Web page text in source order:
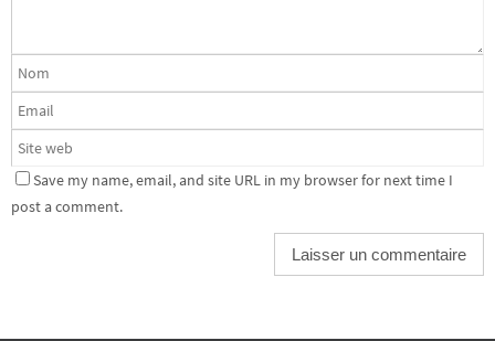
Save my name, email, and site URL in my browser for next time I
post a comment.